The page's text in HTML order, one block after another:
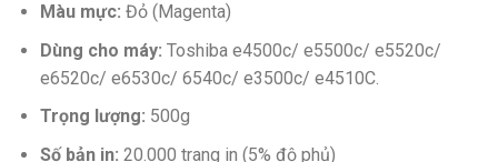
Màu mực: Đỏ (Magenta)
Dùng cho máy: Toshiba e4500c/ e5500c/ e5520c/
e6520c/ e6530c/ 6540c/ e3500c/ e4510C.
Trọng lượng: 500g
Số bản in: 20.000 trang in (5% độ phủ)